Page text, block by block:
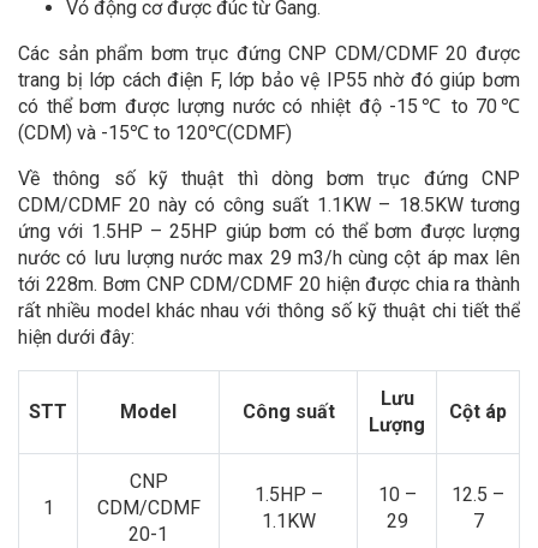
Vỏ động cơ được đúc từ Gang.
Các sản phẩm bơm trục đứng CNP CDM/CDMF 20 được
trang bị lớp cách điện F, lớp bảo vệ IP55 nhờ đó giúp bơm
có thể bơm được lượng nước có nhiệt độ -15℃ to 70℃
(CDM) và -15℃ to 120℃(CDMF)
Về thông số kỹ thuật thì dòng bơm trục đứng CNP
CDM/CDMF 20 này có công suất 1.1KW – 18.5KW tương
ứng với 1.5HP – 25HP giúp bơm có thể bơm được lượng
nước có lưu lượng nước max 29 m3/h cùng cột áp max lên
tới 228m. Bơm CNP CDM/CDMF 20 hiện được chia ra thành
rất nhiều model khác nhau với thông số kỹ thuật chi tiết thể
hiện dưới đây:
STT Model Công suất
Lưu
Lượng
Cột áp
1
CNP
CDM/CDMF
20-1
1.5HP –
1.1KW
10 –
29
12.5 –
7